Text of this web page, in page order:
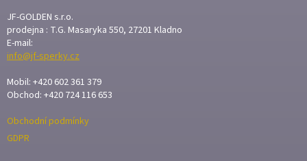
A
T
JF-GOLDEN s.r.o.
prodejna : T.G. Masaryka 550, 27201 Kladno
E-mail:
info@jf-sperky.cz
Mobil: +420 602 361 379
Obchod: +420 724 116 653
Obchodní podmínky
GDPR